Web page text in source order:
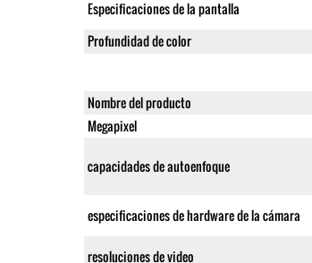
Especificaciones de la pantalla
Profundidad de color
Nombre del producto
Megapixel
capacidades de autoenfoque
especificaciones de hardware de la cámara
resoluciones de video